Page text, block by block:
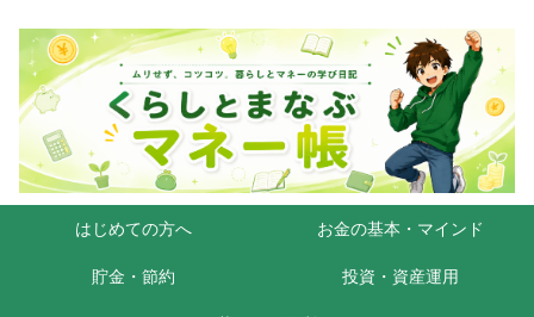
はじめての方へ お金の基本・マインド
貯金・節約 投資・資産運用